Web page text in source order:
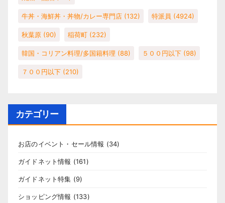
牛丼・海鮮丼・丼物/カレー専門店 (132) 特派員 (4924)
秋葉原 (90) 稲荷町 (232)
韓国・コリアン料理/多国籍料理 (88) ５００円以下 (98)
７００円以下 (210)
カテゴリー
お店のイベント・セール情報 (34)
ガイドネット情報 (161)
ガイドネット特集 (9)
ショッピング情報 (133)